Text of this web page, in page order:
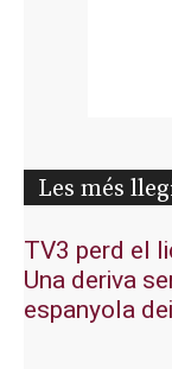
Les més
TV3 perd el
Una deriva
espanyola